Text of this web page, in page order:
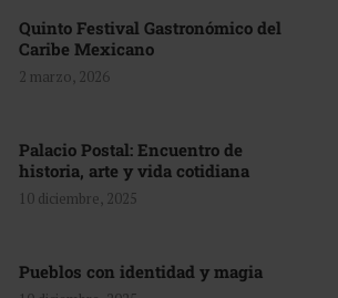
Quinto Festival Gastronómico del
Caribe Mexicano
2 marzo, 2026
Palacio Postal: Encuentro de
historia, arte y vida cotidiana
10 diciembre, 2025
Pueblos con identidad y magia